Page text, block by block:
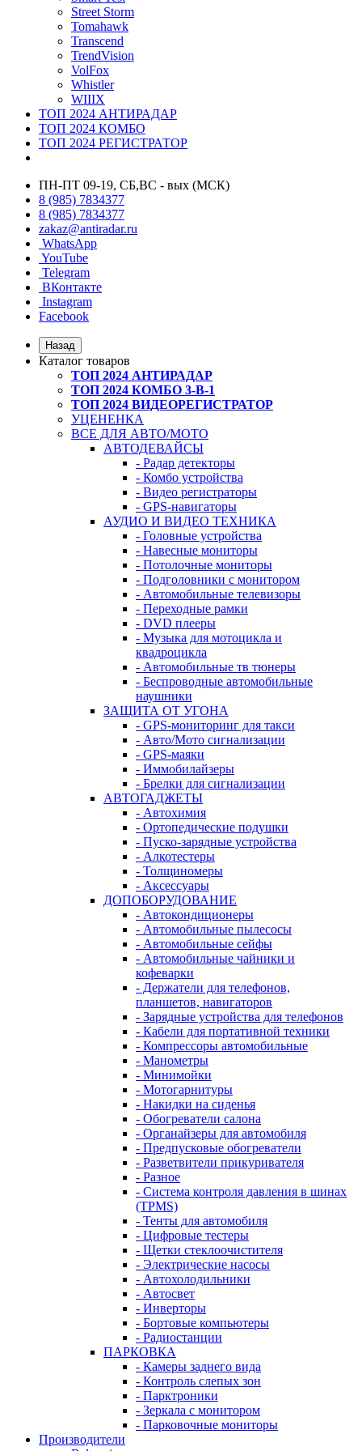
Street Storm
Tomahawk
Transcend
TrendVision
VolFox
Whistler
WIIIX
ТОП 2024 АНТИРАДАР
ТОП 2024 КОМБО
ТОП 2024 РЕГИСТРАТОР
ПН-ПТ 09-19, СБ,ВС - вых (МСК)
8 (985) 7834377
8 (985) 7834377
zakaz@antiradar.ru
WhatsApp
YouTube
Telegram
ВКонтакте
Instagram
Facebook
Назад
Каталог товаров
ТОП 2024 АНТИРАДАР
ТОП 2024 КОМБО 3-В-1
ТОП 2024 ВИДЕОРЕГИСТРАТОР
УЦЕНЕНКА
ВСЕ ДЛЯ АВТО/МОТО
АВТОДЕВАЙСЫ
- Радар детекторы
- Комбо устройства
- Видео регистраторы
- GPS-навигаторы
АУДИО И ВИДЕО ТЕХНИКА
- Головные устройства
- Навесные мониторы
- Потолочные мониторы
- Подголовники с монитором
- Автомобильные телевизоры
- Переходные рамки
- DVD плееры
- Музыка для мотоцикла и
квадроцикла
- Автомобильные тв тюнеры
- Беспроводные автомобильные
наушники
ЗАЩИТА ОТ УГОНА
- GPS-мониторинг для такси
- Авто/Мото сигнализации
- GPS-маяки
- Иммобилайзеры
- Брелки для сигнализации
АВТОГАДЖЕТЫ
- Автохимия
- Ортопедические подушки
- Пуско-зарядные устройства
- Алкотестеры
- Толщиномеры
- Аксессуары
ДОПОБОРУДОВАНИЕ
- Автокондиционеры
- Автомобильные пылесосы
- Автомобильные сейфы
- Автомобильные чайники и
кофеварки
- Держатели для телефонов,
планшетов, навигаторов
- Зарядные устройства для телефонов
- Кабели для портативной техники
- Компрессоры автомобильные
- Манометры
- Минимойки
- Мотогарнитуры
- Накидки на сиденья
- Обогреватели салона
- Органайзеры для автомобиля
- Предпусковые обогреватели
- Разветвители прикуривателя
- Разное
- Система контроля давления в шинах
(TPMS)
- Тенты для автомобиля
- Цифровые тестеры
- Щетки стеклоочистителя
- Электрические насосы
- Автохолодильники
- Автосвет
- Инверторы
- Бортовые компьютеры
- Радиостанции
ПАРКОВКА
- Камеры заднего вида
- Контроль слепых зон
- Парктроники
- Зеркала с монитором
- Парковочные мониторы
Производители